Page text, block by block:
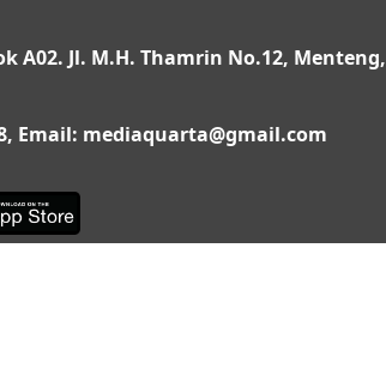
A02. Jl. M.H. Thamrin No.12, Menteng,
Email: mediaquarta@gmail.com